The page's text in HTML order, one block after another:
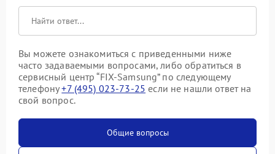
Вы можете ознакомиться с приведенными ниже
часто задаваемыми вопросами, либо обратиться в
сервисный центр “FIX-Samsung” по следующему
телефону+7 (495) 023-73-25 если не нашли ответ на
свой вопрос.
Общие вопросы